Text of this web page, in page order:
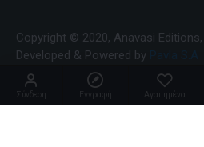
Copyright © 2020, Anavasi
Developed & Powered by
Σύνδεση Εγγραφή Αγαπημένα